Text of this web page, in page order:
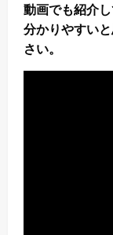
動画でも紹介し
分かりやすい
さい。